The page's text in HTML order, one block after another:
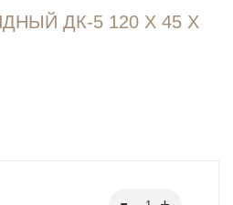
ДК-5 120 Х 45 Х